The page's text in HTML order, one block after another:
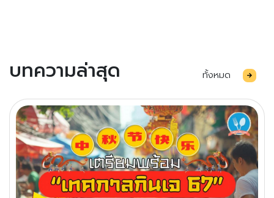
บทความล่าสุด ทั้งหมด